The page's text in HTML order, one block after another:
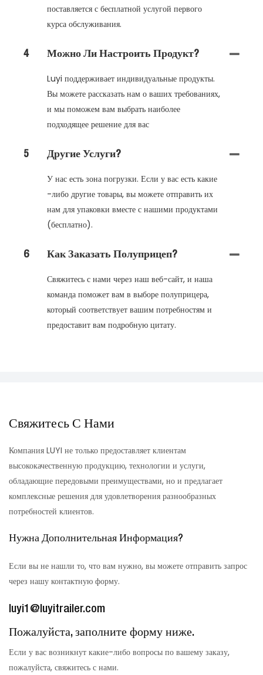
поставляется с бесплатной услугой первого
курса обслуживания.
4 Можно Ли Настроить Продукт?
Luyi поддерживает индивидуальные продукты.
Вы можете рассказать нам о ваших требованиях,
и мы поможем вам выбрать наиболее
подходящее решение для вас
5 Другие Услуги?
У нас есть зона погрузки. Если у вас есть какие
-либо другие товары, вы можете отправить их
нам для упаковки вместе с нашими продуктами
(бесплатно).
6 Как Заказать Полуприцеп?
Свяжитесь с нами через наш веб-сайт, и наша
команда поможет вам в выборе полуприцера,
который соответствует вашим потребностям и
предоставит вам подробную цитату.
Свяжитесь С Нами
Компания LUYI не только предоставляет клиентам
высококачественную продукцию, технологии и услуги,
обладающие передовыми преимуществами, но и предлагает
комплексные решения для удовлетворения разнообразных
потребностей клиентов.
Нужна Дополнительная Информация?
Если вы не нашли то, что вам нужно, вы можете отправить запрос
через нашу контактную форму.
luyi1@luyitrailer.com
Пожалуйста, заполните форму ниже.
Если у вас возникнут какие-либо вопросы по вашему заказу,
пожалуйста, свяжитесь с нами.